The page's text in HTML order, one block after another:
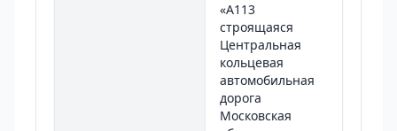
«А113
строящаяся
Центральная
кольцевая
автомобильная
дорога
Московская